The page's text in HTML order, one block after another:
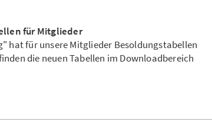
für Mitglieder
hat für unsere Mitglieder Besoldungstabellen
die neuen Tabellen im Downloadbereich